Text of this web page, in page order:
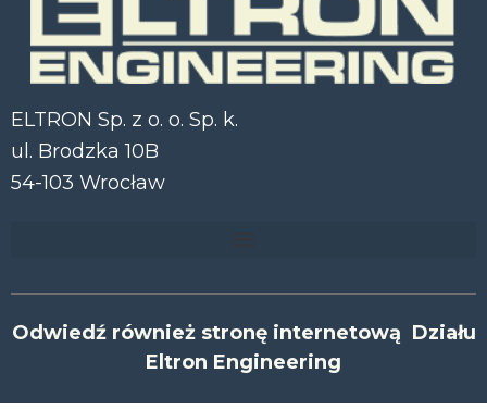
ELTRON Sp. z o. o. Sp. k.
ul. Brodzka 10B
54-103 Wrocław
Odwiedź również stronę internetową Działu
Eltron Engineering